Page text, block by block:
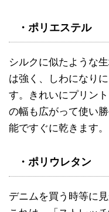
・ポリエステル
シルクに似たような
は強く、しわになり
す。きれいにプリン
の幅も広がって使い
能ですぐに乾きます
・ポリウレタン
デニムを買う時等に